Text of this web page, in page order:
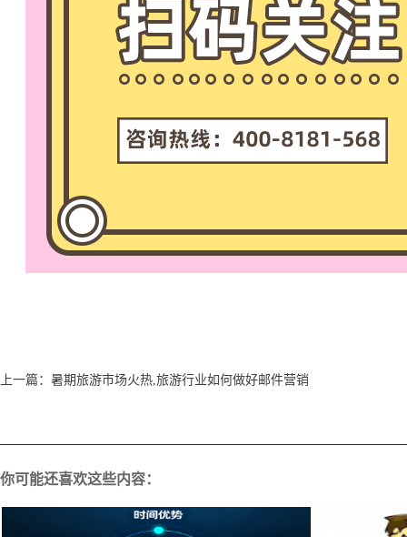
上一篇： 暑期旅游市场火热,旅游行业如何做好邮件营销
你可能还喜欢这些内容：